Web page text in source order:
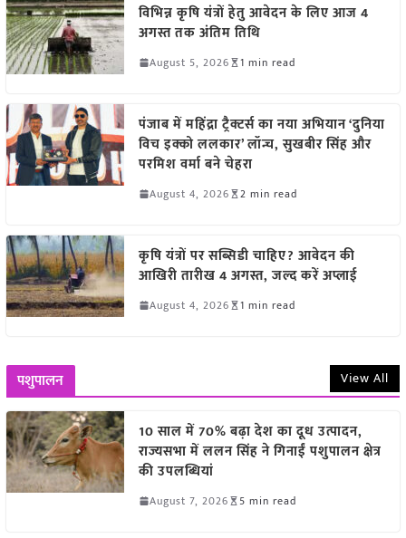
विभिन्न कृषि यंत्रों हेतु आवेदन के लिए आज 4
अगस्त तक अंतिम तिथि
August 5, 2026 1 min read
पंजाब में महिंद्रा ट्रैक्टर्स का नया अभियान ‘दुनिया
विच इक्को ललकार’ लॉन्च, सुखबीर सिंह और
परमिश वर्मा बने चेहरा
August 4, 2026 2 min read
कृषि यंत्रों पर सब्सिडी चाहिए? आवेदन की
आखिरी तारीख 4 अगस्त, जल्द करें अप्लाई
August 4, 2026 1 min read
पशुपालन View All
10 साल में 70% बढ़ा देश का दूध उत्पादन,
राज्यसभा में ललन सिंह ने गिनाईं पशुपालन क्षेत्र
की उपलब्धियां
August 7, 2026 5 min read